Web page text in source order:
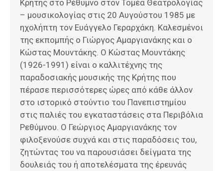
Κρήτης στο Ρέθυμνο στον Τομέα Θεατρολογίας
– μουσικολογίας στις 20 Αυγούστου 1985 με
ηχολήπτη τον Ευάγγελο Γεραρχάκη. Καλεσμένοι
της εκπομπής ο Γιώργος Αμαργιανάκης και ο
Κώστας Μουντάκης. Ο Κώστας Μουντάκης
(1926-1991) είναι ο καλλιτέχνης της
παραδοσιακής μουσικής της Κρήτης που
πέρασε περισσότερες ώρες από κάθε άλλον
στο ιστορικό στούντιο του Πανεπιστημίου
στις παλιές του εγκαταστάσεις στα Περιβόλια
Ρεθύμνου. Ο Γεώργιος Αμαργιανάκης τον
φιλοξενούσε συχνά και στις παραδόσεις του,
ζητώντας του να παρουσιάσει δείγματα της
δουλειάς του ή αποτελέσματα της έρευνάς